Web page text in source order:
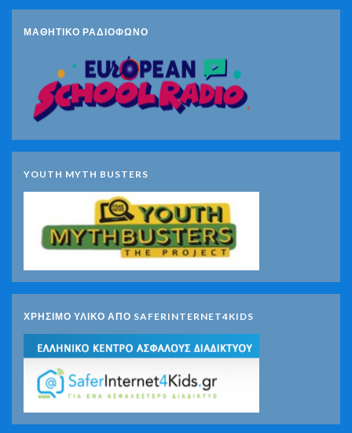
ΜΑΘΗΤΙΚΟ ΡΑΔΙΟΦΩΝΟ
YOUTH MYTH BUSTERS
ΧΡΗΣΙΜΟ ΥΛΙΚΟ ΑΠΟ SAFERINTERNET4KIDS